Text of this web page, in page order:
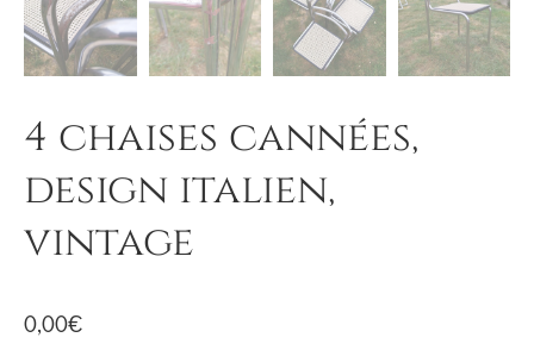
4 chaises cannées,
design italien,
vintage
0,00€